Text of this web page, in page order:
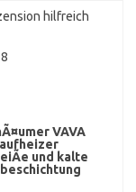
hilfreich
VAVA
und kalte